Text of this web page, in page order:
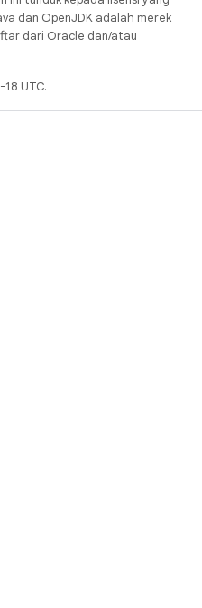
dan OpenJDK adalah merek
dari Oracle dan/atau
UTC.